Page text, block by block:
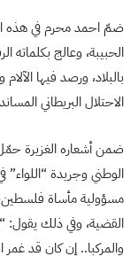
ضمّ احمد محرم في هذه
الحبيبة، وعالج بكلماته
بالبلاد، ورصد فيها
الاحتلال البريطاني
ضمن أشعاره الغزيرة
الوطني وجريدة
مسؤولية مأساة
القضية، وفي ذلك يقول:
والمركبا.. إن كان قد غمر